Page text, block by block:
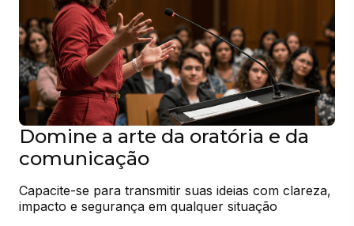
Domine a arte da oratória e da
comunicação
Capacite-se para transmitir suas ideias com clareza,
impacto e segurança em qualquer situação